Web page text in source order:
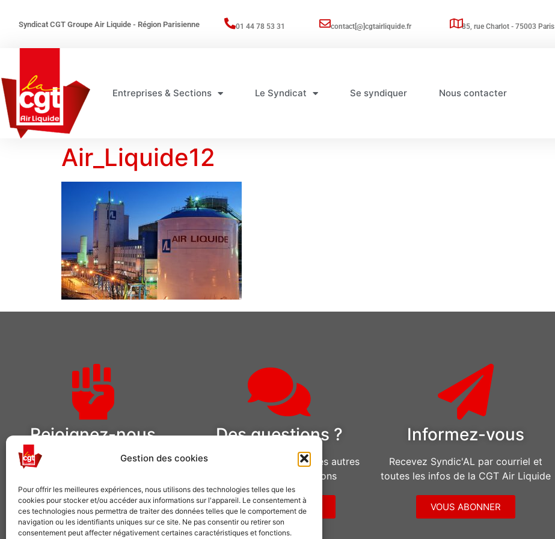
Gestion des cookies
Pour offrir les meilleures expériences, nous utilisons des technologies telles que les
cookies pour stocker et/ou accéder aux informations sur l'appareil. Le consentement à
ces technologies nous permettra de traiter des données telles que le comportement de
navigation ou les identifiants uniques sur ce site. Ne pas consentir ou retirer son
consentement peut affecter négativement certaines caractéristiques et fonctions.
Syndicat CGT Groupe Air Liquide - Région Parisienne 01 44 78 53 31 contact[@]cgtairliquide.fr 85, rue Charlot - 75003 Paris
Entreprises & Sections Le Syndicat Se syndiquer Nous contacter
Air_Liquide12
Rejoignez-nous
Comme plusieurs centaines de
VOUS SYNDIQUER
Des questions ?
Pour adhérer ou pour toutes autres
demandes d’informations
NOUS CONTACTER
Informez-vous
Recevez Syndic'AL par courriel et
toutes les infos de la CGT Air Liquide
VOUS ABONNER